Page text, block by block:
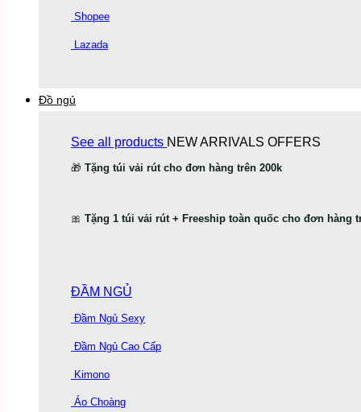
Shopee
Lazada
Đồ ngủ
See all products NEW ARRIVALS OFFERS
🎁 Tặng túi vải rút cho đơn hàng trên 200k
🎀 Tặng 1 túi vải rút + Freeship toàn quốc cho đơn hàng
ĐẦM NGỦ
Đầm Ngủ Sexy
Đầm Ngủ Cao Cấp
Kimono
Áo Choàng